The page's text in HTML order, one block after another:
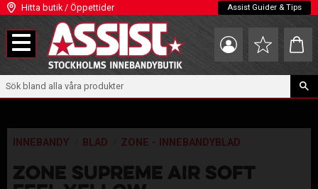
Meny
Hitta butik / Öppettider Assist Guider & Tips
Favoriter
INNEBANDY BLAD ZONE - INNEBANDYBLAD
ZONE SUPREME AIR SOFT